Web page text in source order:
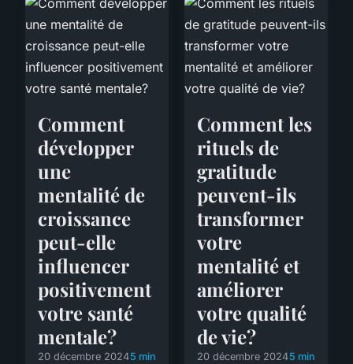
Comment
développer
une
mentalité de
croissance
peut-elle
influencer
positivement
votre santé
mentale?
20 décembre 20245 min
Comment les
rituels de
gratitude
peuvent-ils
transformer
votre
mentalité et
améliorer
votre qualité
de vie?
20 décembre 20245 min